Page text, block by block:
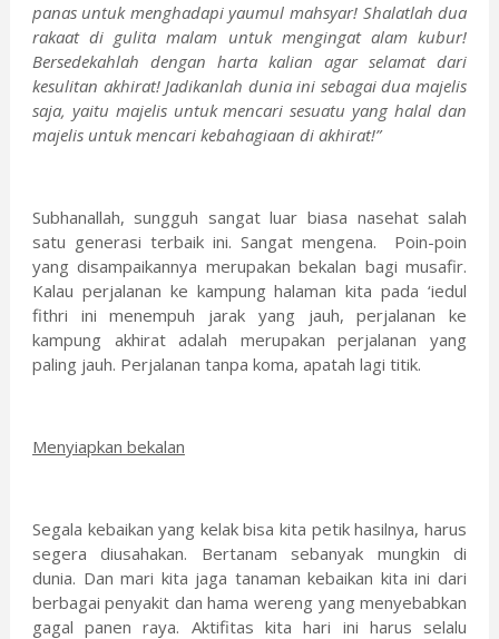
panas untuk menghadapi yaumul mahsyar! Shalatlah dua
rakaat di gulita malam untuk mengingat alam kubur!
Bersedekahlah dengan harta kalian agar selamat dari
kesulitan akhirat! Jadikanlah dunia ini sebagai dua majelis
saja, yaitu majelis untuk mencari sesuatu yang halal dan
majelis untuk mencari kebahagiaan di akhirat!”
Subhanallah, sungguh sangat luar biasa nasehat salah
satu generasi terbaik ini. Sangat mengena. Poin-poin
yang disampaikannya merupakan bekalan bagi musafir.
Kalau perjalanan ke kampung halaman kita pada ‘iedul
fithri ini menempuh jarak yang jauh, perjalanan ke
kampung akhirat adalah merupakan perjalanan yang
paling jauh. Perjalanan tanpa koma, apatah lagi titik.
Menyiapkan bekalan
Segala kebaikan yang kelak bisa kita petik hasilnya, harus
segera diusahakan. Bertanam sebanyak mungkin di
dunia. Dan mari kita jaga tanaman kebaikan kita ini dari
berbagai penyakit dan hama wereng yang menyebabkan
gagal panen raya. Aktifitas kita hari ini harus selalu